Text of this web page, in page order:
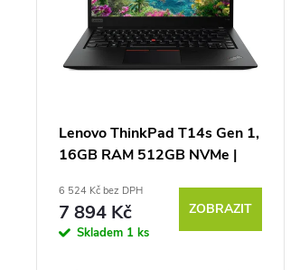
Lenovo ThinkPad T14s Gen 1,
16GB RAM 512GB NVMe |
6 524 Kč bez DPH
7 894 Kč
Skladem 1 ks
ZOBRAZIT